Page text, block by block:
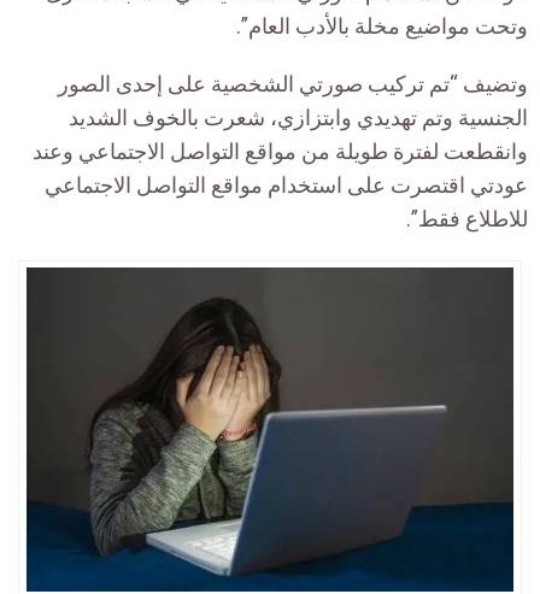
وتحت مواضيع مخلة بالأدب العام”.
وتضيف “تم تركيب صورتي الشخصية على إحدى الصور
الجنسية وتم تهديدي وابتزازي، شعرت بالخوف الشديد
وانقطعت لفترة طويلة من مواقع التواصل الاجتماعي وعند
عودتي اقتصرت على استخدام مواقع التواصل الاجتماعي
للاطلاع فقط”.